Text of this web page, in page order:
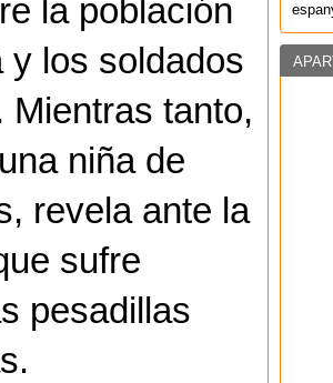
la población
y los soldados
Mientras tanto,
niña de
revela ante la
sufre
pesadillas